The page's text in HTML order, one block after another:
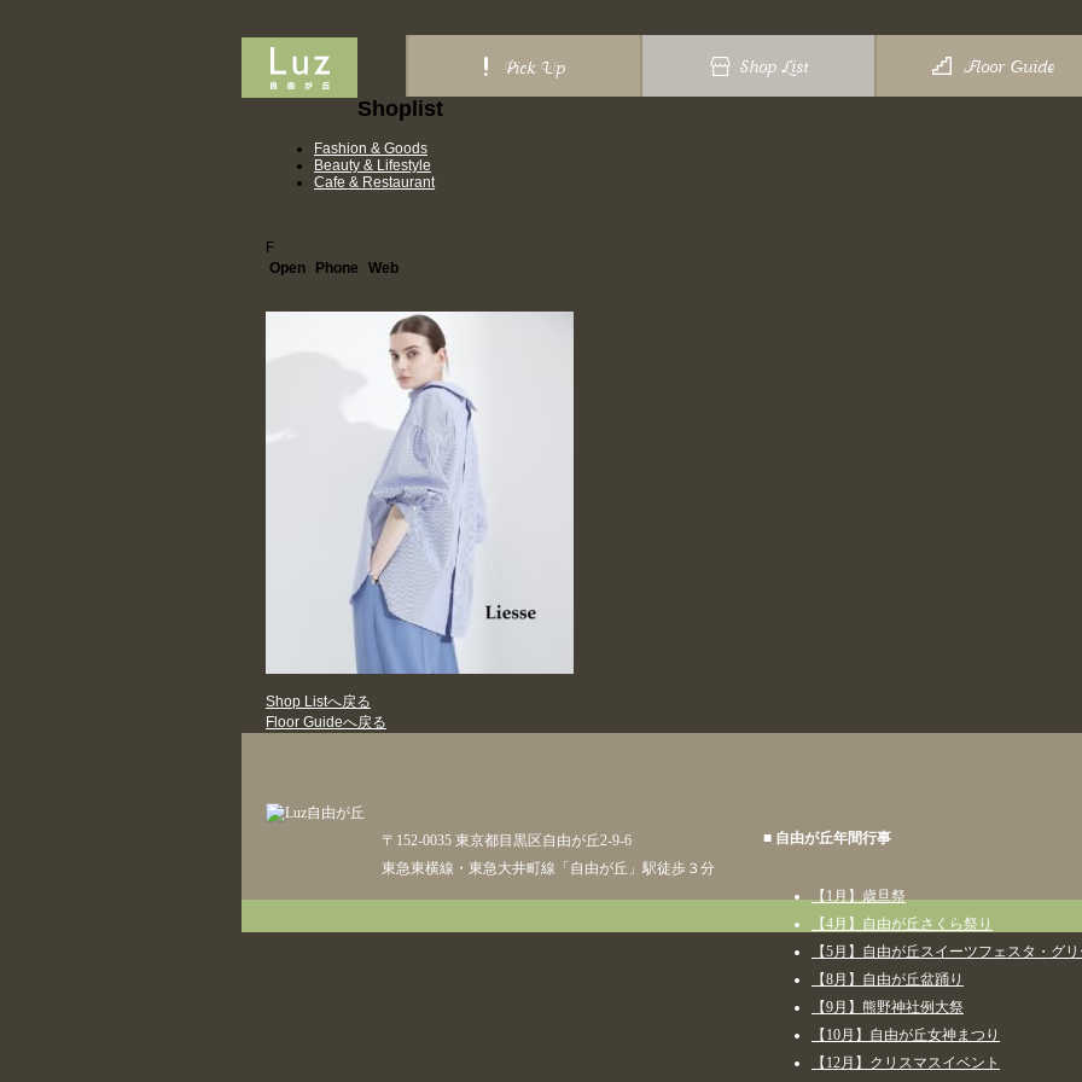
Pick Up Shop List Floor Guide
Shoplist
Fashion & Goods
Beauty & Lifestyle
Cafe & Restaurant
F
Open
Phone Web
Shop Listへ戻る
Floor Guideへ戻る
〒152-0035 東京都目黒区自由が丘2-9-6
東急東横線・東急大井町線「自由が丘」駅徒歩３分
■ 自由が丘年間行事
【1月】歳旦祭
【4月】自由が丘さくら祭り
【5月】自由が丘スイーツフェスタ・グ
【8月】自由が丘盆踊り
【9月】熊野神社例大祭
【10月】自由が丘女神まつり
【12月】クリスマスイベント